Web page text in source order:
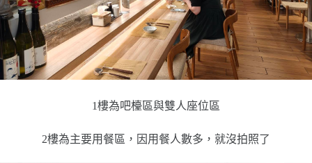
1樓為吧檯區與雙人座位區
2樓為主要用餐區，因用餐人數多，就沒拍照了